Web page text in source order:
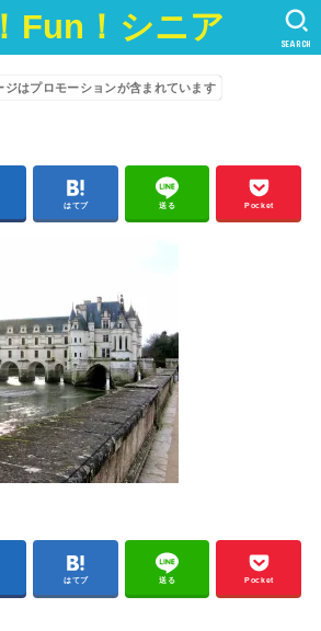
Fun！シニア SEARCH
ジはプロモーションが含まれています
はてブ 送る Pocket
はてブ 送る Pocket